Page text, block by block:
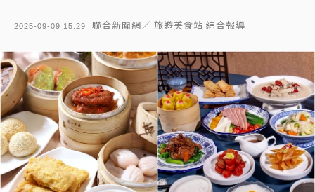
2025-09-09 15:29 聯合新聞網／ 旅遊美食站 綜合報導